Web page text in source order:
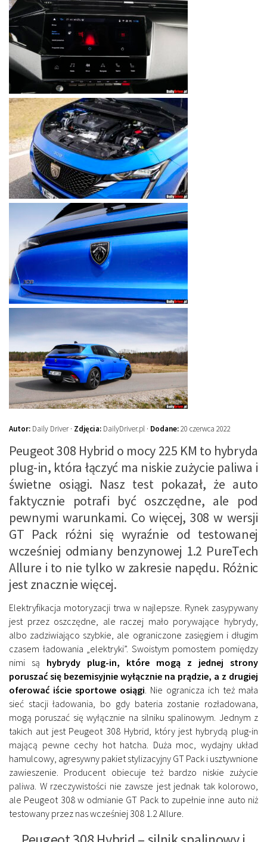
Autor: Daily Driver · Zdjęcia: DailyDriver.pl · Dodane:20 czerwca 2022
Peugeot 308 Hybrid o mocy 225 KM to hybryda
plug-in, która łączyć ma niskie zużycie paliwa i
świetne osiągi. Nasz test pokazał, że auto
faktycznie potrafi być oszczędne, ale pod
pewnymi warunkami. Co więcej, 308 w wersji
GT Pack różni się wyraźnie od testowanej
wcześniej odmiany benzynowej 1.2 PureTech
Allure i to nie tylko w zakresie napędu. Różnic
jest znacznie więcej.
Elektryfikacja motoryzacji trwa w najlepsze. Rynek zasypywany
jest przez oszczędne, ale raczej mało porywające hybrydy,
albo zadziwiająco szybkie, ale ograniczone zasięgiem i długim
czasem ładowania „elektryki”. Swoistym pomostem pomiędzy
nimi są hybrydy plug-in, które mogą z jednej strony
poruszać się bezemisyjnie wyłącznie na prądzie, a z drugiej
oferować iście sportowe osiągi. Nie ogranicza ich też mała
sieć stacji ładowania, bo gdy bateria zostanie rozładowana,
mogą poruszać się wyłącznie na silniku spalinowym. Jednym z
takich aut jest Peugeot 308 Hybrid, który jest hybrydą plug-in
mającą pewne cechy hot hatcha. Duża moc, wydajny układ
hamulcowy, agresywny pakiet stylizacyjny GT Pack i usztywnione
zawieszenie. Producent obiecuje też bardzo niskie zużycie
paliwa. W rzeczywistości nie zawsze jest jednak tak kolorowo,
ale Peugeot 308 w odmianie GT Pack to zupełnie inne auto niż
testowany przez nas wcześniej 308 1.2 Allure.